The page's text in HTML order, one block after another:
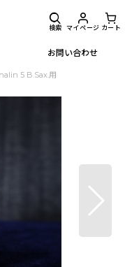
お問い合わせ
検索 マイページ カート
5 B.Sax.用